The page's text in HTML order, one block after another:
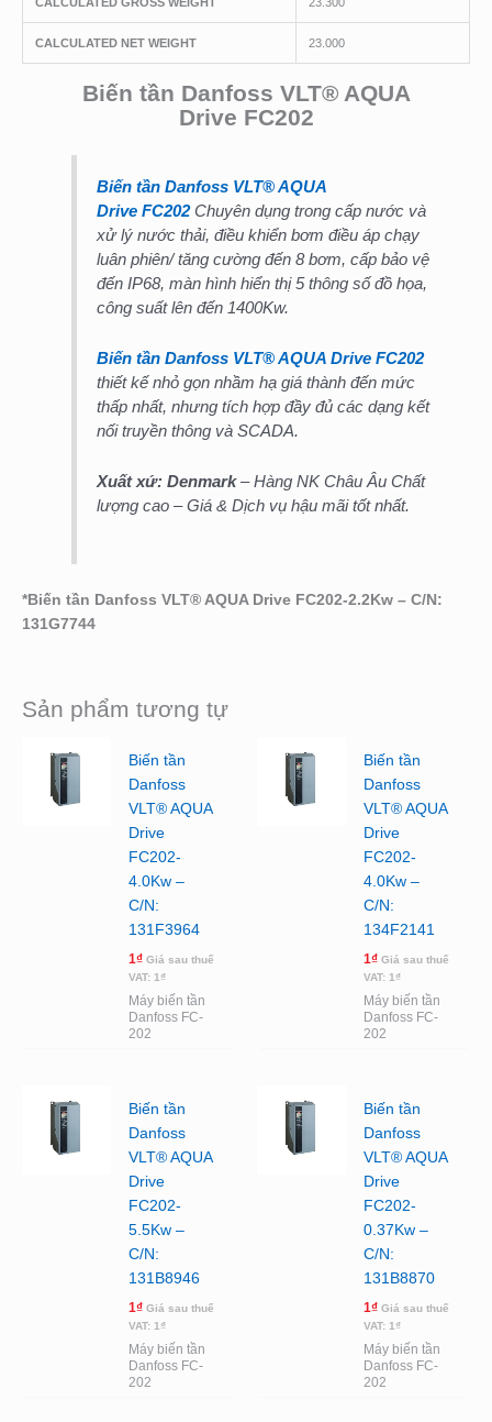
CALCULATED NET WEIGHT 23.000
Biến tần Danfoss VLT® AQUA
Drive FC202
Biến tần Danfoss VLT® AQUA
Drive FC202Chuyên dụng trong cấp nước và
xử lý nước thải, điều khiển bơm điều áp chạy
luân phiên/ tăng cường đến 8 bơm, cấp bảo vệ
đến IP68, màn hình hiển thị 5 thông số đồ họa,
công suất lên đến 1400Kw.
Biến tần Danfoss VLT® AQUA Drive FC202
thiết kế nhỏ gọn nhầm hạ giá thành đến mức
thấp nhất, nhưng tích hợp đầy đủ các dạng kết
nối truyền thông và SCADA.
Xuất xứ: Denmark– Hàng NK Châu Âu Chất
lượng cao – Giá & Dịch vụ hậu mãi tốt nhất.
* Biến tần Danfoss VLT® AQUA Drive FC202-2.2Kw – C/N:
131G7744
Sản phẩm tương tự
Biến tần
Danfoss
VLT® AQUA
Drive
FC202-
4.0Kw –
C/N:
131F3964
1₫ Giá sau thuế
VAT: 1₫
Máy biến tần
Danfoss FC-
202
Biến tần
Danfoss
VLT® AQUA
Drive
FC202-
4.0Kw –
C/N:
134F2141
1₫ Giá sau thuế
VAT: 1₫
Máy biến tần
Danfoss FC-
202
Biến tần
Danfoss
VLT® AQUA
Drive
FC202-
5.5Kw –
C/N:
131B8946
1₫ Giá sau thuế
VAT: 1₫
Máy biến tần
Danfoss FC-
202
Biến tần
Danfoss
VLT® AQUA
Drive
FC202-
0.37Kw –
C/N:
131B8870
1₫ Giá sau thuế
VAT: 1₫
Máy biến tần
Danfoss FC-
202